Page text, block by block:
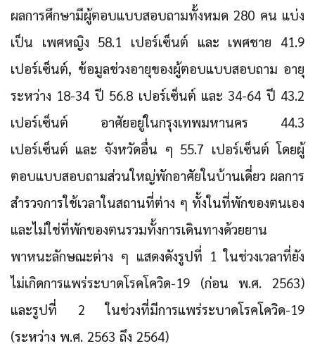
ผลการศึกษามีผู้ตอบแบบสอบถามทั้งหมด 280 คน แบ่ง
เป็น เพศหญิง 58.1 เปอร์เซ็นต์ และ เพศชาย 41.9
เปอร์เซ็นต์, ข้อมูลช่วงอายุของผู้ตอบแบบสอบถาม อายุ
ระหว่าง 18-34 ปี 56.8 เปอร์เซ็นต์ และ 34-64 ปี 43.2
เปอร์เซ็นต์ อาศัยอยู่ในกรุงเทพมหานคร 44.3
เปอร์เซ็นต์ และ จังหวัดอื่น ๆ 55.7 เปอร์เซ็นต์ โดยผู้
ตอบแบบสอบถามส่วนใหญ่พักอาศัยในบ้านเดี่ยว ผลการ
สำรวจการใช้เวลาในสถานที่ต่าง ๆ ทั้งในที่พักของตนเอง
และไม่ใช่ที่พักของตนรวมทั้งการเดินทางด้วยยาน
พาหนะลักษณะต่าง ๆ แสดงดังรูปที่ 1 ในช่วงเวลาที่ยัง
ไม่เกิดการแพร่ระบาดโรคโควิด-19 (ก่อน พ.ศ. 2563)
และรูปที่ 2 ในช่วงที่มีการแพร่ระบาดโรคโควิด-19
(ระหว่าง พ.ศ. 2563 ถึง 2564)